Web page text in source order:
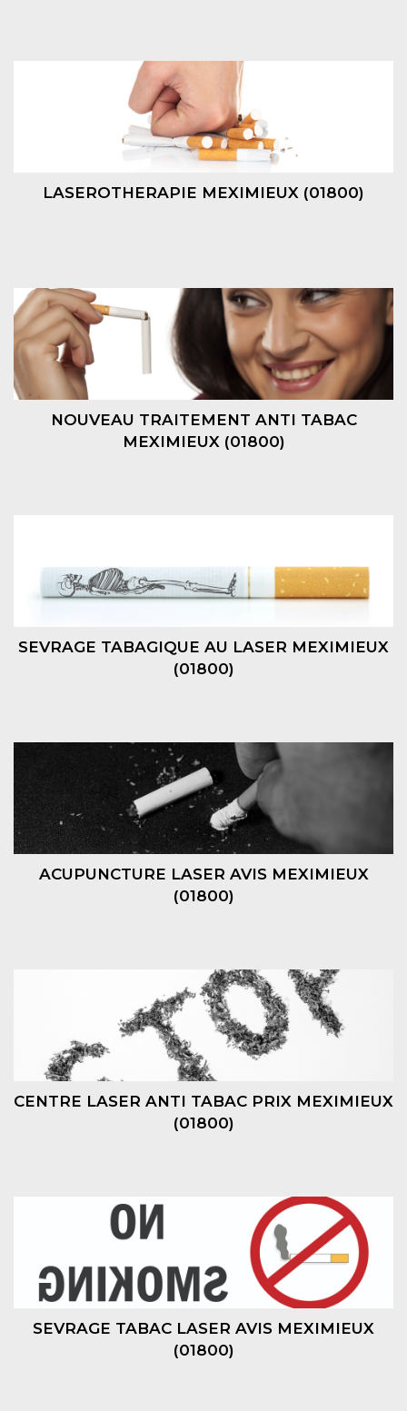
LASEROTHERAPIE MEXIMIEUX (01800)
NOUVEAU TRAITEMENT ANTI TABAC
MEXIMIEUX (01800)
SEVRAGE TABAGIQUE AU LASER MEXIMIEUX
(01800)
ACUPUNCTURE LASER AVIS MEXIMIEUX
(01800)
CENTRE LASER ANTI TABAC PRIX MEXIMIEUX
(01800)
SEVRAGE TABAC LASER AVIS MEXIMIEUX
(01800)